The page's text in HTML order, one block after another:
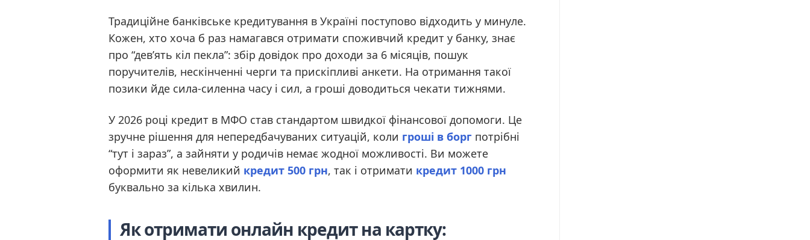
Традиційне банківське кредитування в Україні поступово відходить у минуле.
Кожен, хто хоча б раз намагався отримати споживчий кредит у банку, знає
про “дев’ять кіл пекла”: збір довідок про доходи за 6 місяців, пошук
поручителів, нескінченні черги та прискіпливі анкети. На отримання такої
позики йде сила-силенна часу і сил, а гроші доводиться чекати тижнями.
У 2026 році кредит в МФО став стандартом швидкої фінансової допомоги. Це
зручне рішення для непередбачуваних ситуацій, коли гроші в борг потрібні
“тут і зараз”, а зайняти у родичів немає жодної можливості. Ви можете
оформити як невеликий кредит 500 грн, так і отримати кредит 1000 грн
буквально за кілька хвилин.
Як отримати онлайн кредит на картку: